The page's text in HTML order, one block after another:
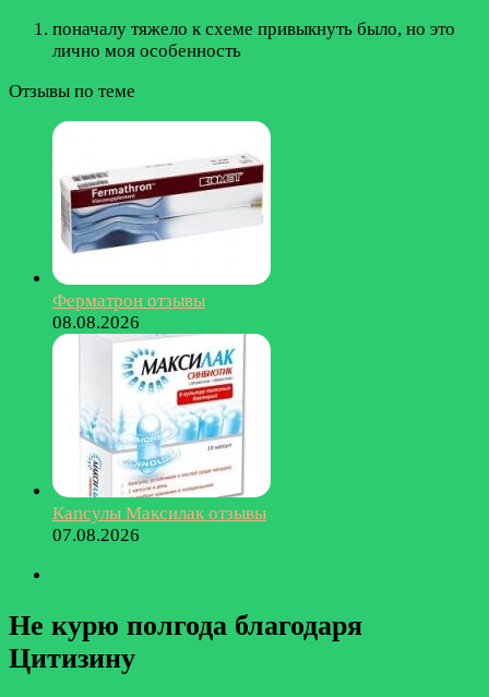
поначалу тяжело к схеме привыкнуть было, но это
лично моя особенность
Отзывы по теме
Ферматрон отзывы
08.08.2026
Капсулы Максилак отзывы
07.08.2026
Не курю полгода благодаря
Цитизину